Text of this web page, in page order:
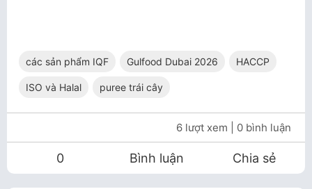
các sản phẩm IQF Gulfood Dubai 2026 HACCP
ISO và Halal puree trái cây
6 lượt xem | 0 bình luận
0 Bình luận Chia sẻ